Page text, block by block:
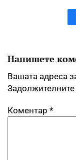
Напишете
Вашата адреса
Коментар *